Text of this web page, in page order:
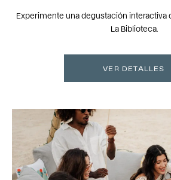
Experimente una degustación interactiva
La Biblioteca.
VER DETALLES